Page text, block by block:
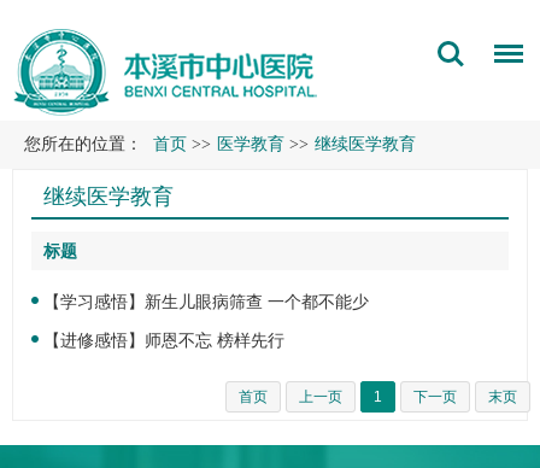
您所在的位置： 首页 >> 医学教育 >> 继续医学教育
继续医学教育
标题
【学习感悟】新生儿眼病筛查 一个都不能少
【进修感悟】师恩不忘 榜样先行
首页 上一页 1 下一页 末页